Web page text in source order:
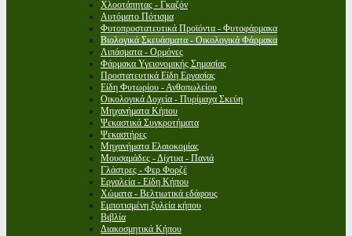
Χλοοτάπητας - Γκαζόν
Αυτόματο Πότισμα
Φυτοπροστατευτικά Προϊόντα - Φυτοφάρμακα
Βιολογικά Σκευάσματα - Οικολογικά Φάρμακα
Λιπάσματα - Ορμόνες
Φάρμακα Υγειονομικής Σημασίας
Προστατευτικά Είδη Εργασίας
Είδη Φυτωρίου - Ανθοπωλείου
Οικολογικά Δοχεία - Πυρίμαχα Σκεύη
Μηχανήματα Κήπου
Ψεκαστικά Συγκροτήματα
Ψεκαστήρες
Μηχανήματα Ελαιοκομίας
Μουσαμάδες - Δίχτυα - Πανιά
Γλάστρες - Φερ Φορζέ
Εργαλεία - Είδη Κήπου
Χώματα - Βελτιωτικά εδάφους
Εμποτισμένη ξυλεία κήπου
Βιβλία
Διακοσμητικά Κήπου